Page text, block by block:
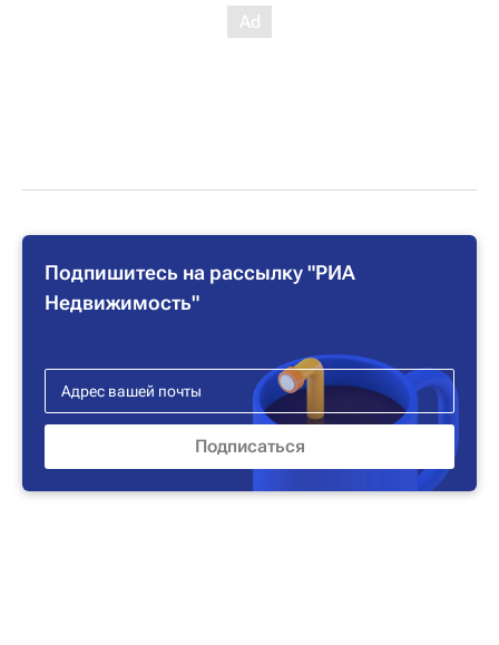
Подпишитесь на рассылку "РИА
Недвижимость"